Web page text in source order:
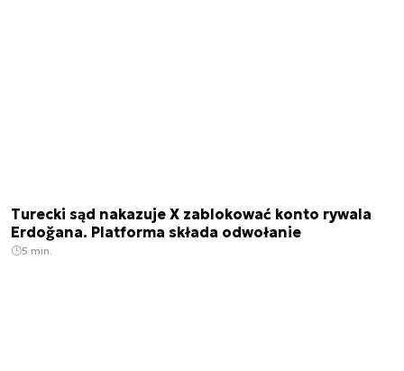
Turecki sąd nakazuje X zablokować konto rywala
Erdoğana. Platforma składa odwołanie
5 min.